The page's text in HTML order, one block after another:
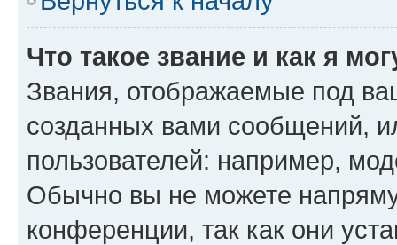
Что такое звание и как я
Звания, отображаемые под
созданных вами сообщений,
пользователей: например,
Обычно вы не можете
конференции, так как они